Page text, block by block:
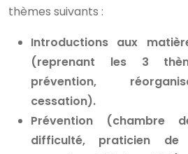
thèmes suivants :
Introductions aux
(reprenant les 3
prévention,
cessation).
Prévention (chambre
difficulté, praticien de